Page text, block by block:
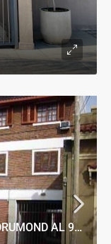
EXCELENTE UBICACION!!! DEPTO DRUMOND AL 900